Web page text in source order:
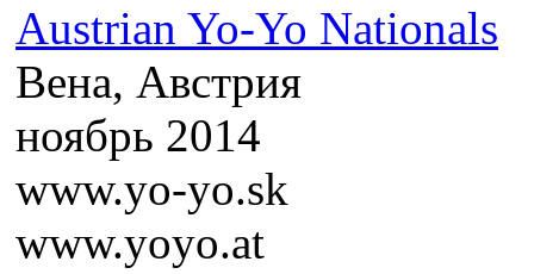
Austrian Yo-Yo Nationals
Вена, Австрия
ноябрь 2014
www.yo-yo.sk
www.yoyo.at